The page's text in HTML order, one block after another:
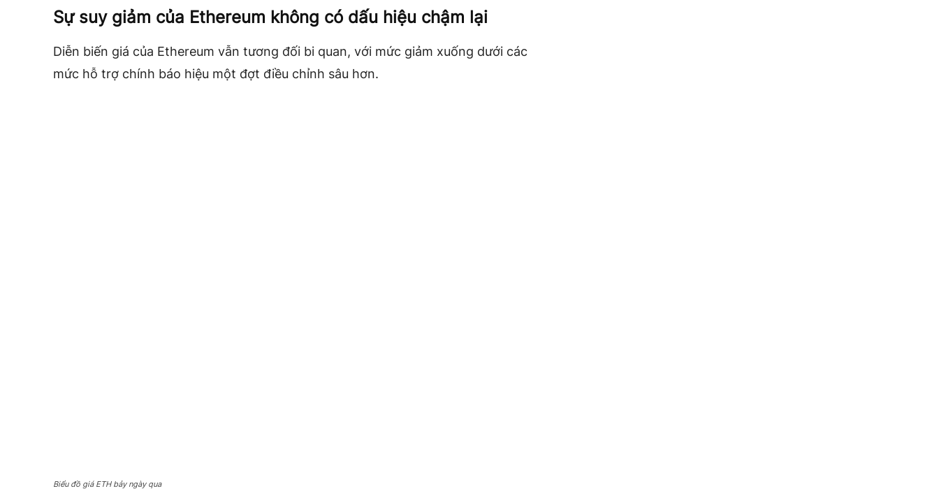
Sự suy giảm của Ethereum không có dấu hiệu chậm lại
Diễn biến giá của Ethereum vẫn tương đối bi quan, với mức giảm xuống dưới các
mức hỗ trợ chính báo hiệu một đợt điều chỉnh sâu hơn.
Biểu đồ giá ETH bảy ngày qua